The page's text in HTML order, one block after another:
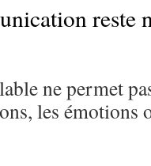
reste
ne permet
les émotions